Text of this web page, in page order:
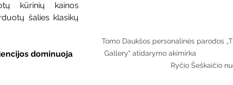
Tomo Daukšos personalinės parodos
Gallery" atidarymo akimirka
Ryčio Šeškaičio
kūrinių kainos
šalies klasikų
dominuoja